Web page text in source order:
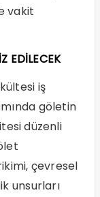
vakit
EDİLECEK
iş
göletin
düzenli
çevresel
unsurları